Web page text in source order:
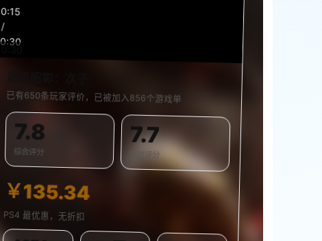
0:15
/
0:30
已有650条玩家评价，已被加入856个游戏单
7.8
综合评分
7.7
玩过评分
￥135.34
PS4 最优惠，无折扣